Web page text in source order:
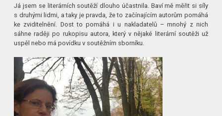
Já jsem se literárních soutěží dlouho účastnila. Baví mě měřit si síly
s druhými lidmi, a taky je pravda, že to začínajícím autorům pomáhá
ke zviditelnění. Dost to pomáhá i u nakladatelů – mnohý z nich
sáhne raději po rukopisu autora, který v nějaké literární soutěži už
uspěl nebo má povídku v soutěžním sborníku.